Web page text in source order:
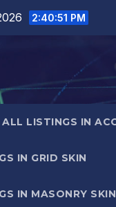
2:40:52 PM
ALL LISTINGS IN
IN GRID SKIN
IN MASONRY SKIN